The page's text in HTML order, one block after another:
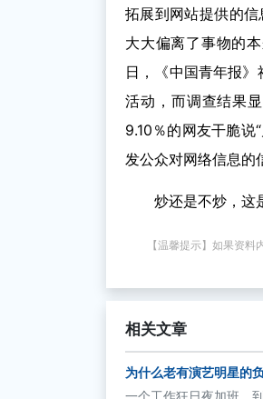
拓展到网站提供的
大大偏离了事物的
日，《中国青年报
活动，而调查结果
9.10％的网友干脆说
发公众对网络信息的
炒还是不炒，这
【温馨提示】如果资
相关文章
为什么老有演艺明星的
一个工作狂日夜加班，